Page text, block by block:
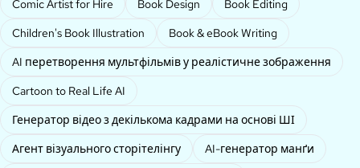
Comic Artist for Hire Book Design
Book Editing
Children's Book Illustration
Book & eBook Writing
AI перетворення мультфільмів у реалістичне зображення
Cartoon to Real Life AI
Генератор відео з декількома кадрами на основі ШІ
Агент візуального сторітелінгу
AI-генератор манґи